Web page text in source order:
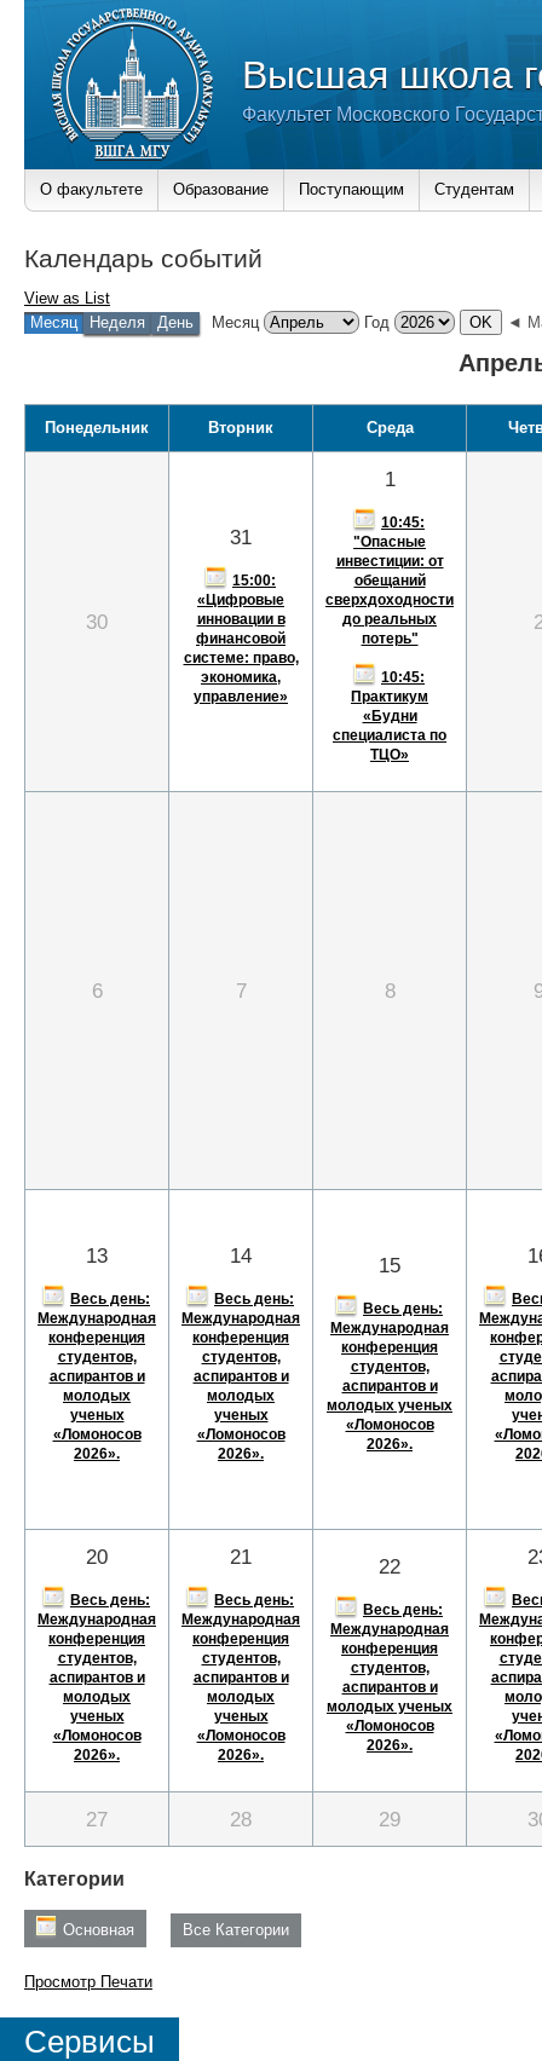
Высшая школа
Факультет Московского
О факультете Образование Поступающим Студентам
Календарь событий
View as List
Месяц
Неделя День Месяц Год ◄
Понедельник Вторник Среда
30
31
15:00:
«Цифровые
инновации в
финансовой
системе: право,
экономика,
управление»
1
10:45:
"Опасные
инвестиции: от
обещаний
сверхдоходности
до реальных
потерь"
10:45:
Практикум
«Будни
специалиста по
ТЦО»
6 7 8
13
Весь день:
Международная
конференция
студентов,
аспирантов и
молодых
ученых
«Ломоносов
2026».
14
Весь день:
Международная
конференция
студентов,
аспирантов и
молодых
ученых
«Ломоносов
2026».
15
Весь день:
Международная
конференция
студентов,
аспирантов и
молодых ученых
«Ломоносов
2026».
20
Весь день:
Международная
конференция
студентов,
аспирантов и
молодых
ученых
«Ломоносов
2026».
21
Весь день:
Международная
конференция
студентов,
аспирантов и
молодых
ученых
«Ломоносов
2026».
22
Весь день:
Международная
конференция
студентов,
аспирантов и
молодых ученых
«Ломоносов
2026».
27 28 29
Категории
Основная Все Категории
Просмотр Печати
Сервисы